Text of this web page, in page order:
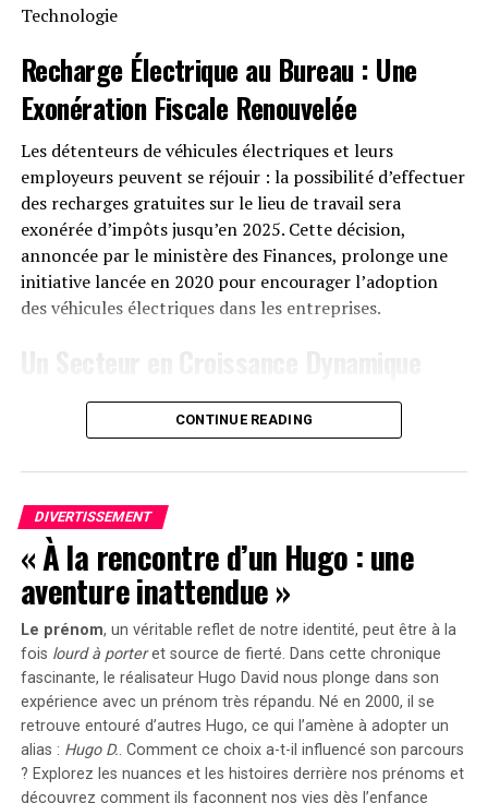
intempéries tout en étant capable de fonctionner dans
des températures variant entre -20 °C et +55 °C.
Disponibilité et Offres
Promotionnelles
Le solarbank 2 AC est disponible sur le site officiel
d’Anker SOLIX ainsi que sur Amazon au prix standard de
1299 euros. Cependant, une offre promotionnelle
« early bird » sera active du20 janvier au 23 février
2025, permettant aux acheteurs intéressés d’acquérir
le Solarbank 2 AC représente une avancée significative
engagement envers la durabilité environnementale.
Technologie
Recharge Électriqueau Bureau : Une
Exonération FiscaleRenouvelée
Les détenteurs de véhicules électriques et leurs
employeurs peuvent se réjouir : la possibilité d’effectuer
des recharges gratuites sur le lieu de travail sera
exonérée d’impôts jusqu’en 2025. Cette décision,
annoncée par le ministère des Finances, prolonge une
initiative lancée en 2020 pour encourager l’adoption
des véhicules électriques dans les entreprises.
Cette prolongation intervient à un moment clé, alors
que le marché des voitures électriques continue
En2023, les particuliers représentent désormais 84%
des acquisitions de véhicules électriques, contre
seulement 68% en 2018.
Concrètement,cette mesure permet aux sociétés
d’installer gratuitement des bornes de recharge pour
leurs employés sans impact fiscal. Les frais liés à
l’électricité pour ces recharges ne seront pas pris en
compte dans le calcul des avantages en nature. De plus,
un abattement de 50% sur ces avantages est maintenu
avec un plafond révisé à environ 2000 euros pour
l’année prochaine.
CONTINUE READING
DIVERTISSEMENT
« À la rencontre d’un Hugo : une
aventure inattendue »
Le prénom, un véritable reflet de notre identité, peut être à la
fois lourd à porteret source de fierté. Dans cette chronique
fascinante, le réalisateur Hugo David nous plonge dans son
expérience avec un prénom très répandu. Né en 2000, il se
retrouve entouré d’autres Hugo, ce qui l’amène à adopter un
alias : Hugo D.. Comment ce choix a-t-il influencé son parcours
? Explorez les nuances et les histoires derrière nos prénoms et
découvrez comment ils façonnent nos vies dès l’enfance